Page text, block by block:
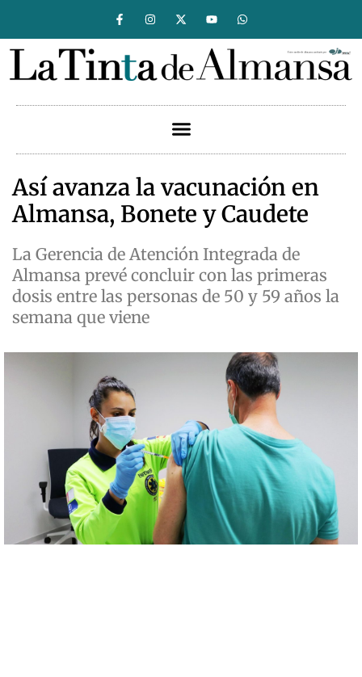
Así avanza la vacunación en
Almansa, Bonete y Caudete
La Gerencia de Atención Integrada de
Almansa prevé concluir con las primeras
dosis entre las personas de 50 y 59 años la
semana que viene